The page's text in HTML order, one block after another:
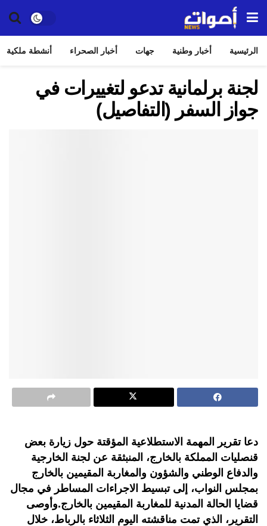
الرئيسية أخبار وطنية جهات أخبار الصحراء أنشطة ملكية
لجنة برلمانية تدعو لتغييرات في
جواز السفر (التفاصيل)
دعا تقرير المهمة الاستطلاعية المؤقتة حول زيارة بعض
قنصليات المملكة بالخارج، المنبثقة عن لجنة الخارجية
والدفاع الوطني والشؤون والمغاربة المقيمين بالخارج
بمجلس النواب، إلى تبسيط الاجراءات المساطر في مجال
قضايا الحالة المدنية للمغاربة المقيمين بالخارج.وأوصى
التقرير، الذي تمت مناقشته اليوم الثلاثاء بالرباط، خلال